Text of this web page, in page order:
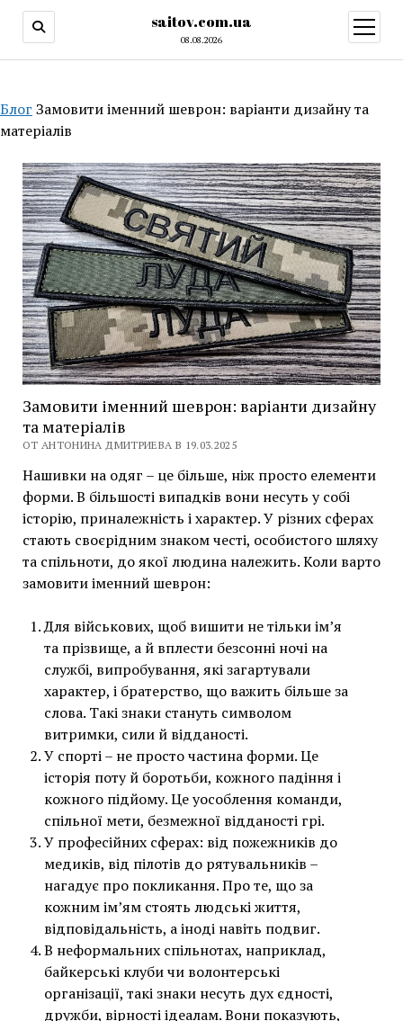
saitov.com.ua
08.08.2026
меню
Блог Замовити іменний шеврон: варіанти дизайну та
матеріалів
Замовити іменний шеврон: варіанти дизайну
та матеріалів
ОТ АНТОНИНА ДМИТРИЕВА В 19.03.2025
Нашивки на одяг – це більше, ніж просто елементи
форми. В більшості випадків вони несуть у собі
історію, приналежність і характер. У різних сферах
стають своєрідним знаком честі, особистого шляху
та спільноти, до якої людина належить. Коли варто
замовити іменний шеврон:
Для військових, щоб вишити не тільки ім’я
та прізвище, а й вплести безсонні ночі на
службі, випробування, які загартували
характер, і братерство, що важить більше за
слова. Такі знаки стануть символом
витримки, сили й відданості.
У спорті – не просто частина форми. Це
історія поту й боротьби, кожного падіння і
кожного підйому. Це уособлення команди,
спільної мети, безмежної відданості грі.
У професійних сферах: від пожежників до
медиків, від пілотів до рятувальників –
нагадує про покликання. Про те, що за
кожним ім’ям стоять людські життя,
відповідальність, а іноді навіть подвиг.
В неформальних спільнотах, наприклад,
байкерські клуби чи волонтерські
організації, такі знаки несуть дух єдності,
дружби, вірності ідеалам. Вони показують,